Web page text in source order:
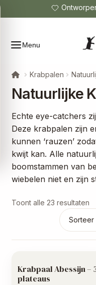
Menu
Krabpalen
Natuurlijke
Echte eye-catchers
Deze krabpalen zijn
kunnen ‘rauzen’
kwijt kan. Alle
boomstammen van
wiebelen niet en zijn
Toont alle 23 resultaten
Krabpaal Abessijn –
plateaus